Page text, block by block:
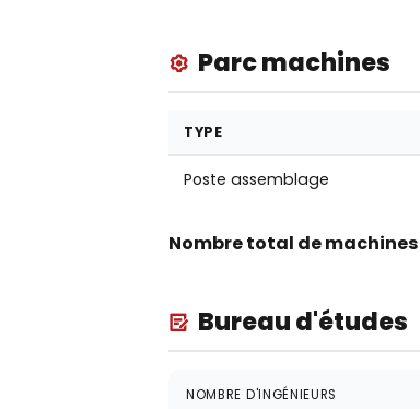
Parc machines
TYPE
Poste assemblage
Nombre total de machines
Bureau d'études
NOMBRE D'INGÉNIEURS